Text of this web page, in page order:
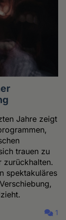
Jahre zeigt
trauen zu
zurückhalten.
spektakuläres
1